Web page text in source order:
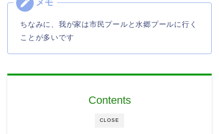
ちなみに、我が家は市民プールと水郷プールに行く
ことが多いです
CLOSE
Contents